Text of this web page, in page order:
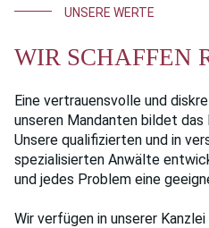
UNSERE WERTE
WIR SCHAFFEN
Eine vertrauensvolle und
unseren Mandanten bildet das
Unsere qualifizierten und in
spezialisierten Anwälte
und jedes Problem eine
Wir verfügen in unserer